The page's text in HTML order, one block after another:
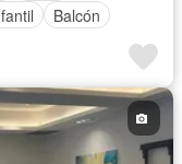
Balcón
Gimnasio